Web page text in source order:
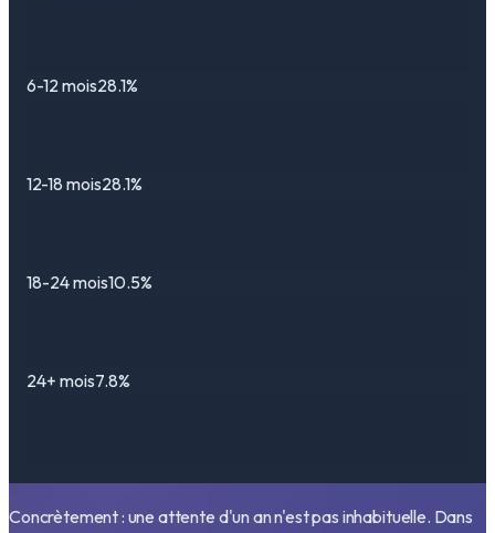
6-12 mois28.1%
12-18 mois28.1%
18-24 mois10.5%
24+ mois7.8%
Concrètement : une attente d'un an n'est pas inhabituelle. Dans